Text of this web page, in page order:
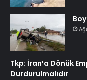
Tkp: İran’a Dönük
Durdurulmalıdır